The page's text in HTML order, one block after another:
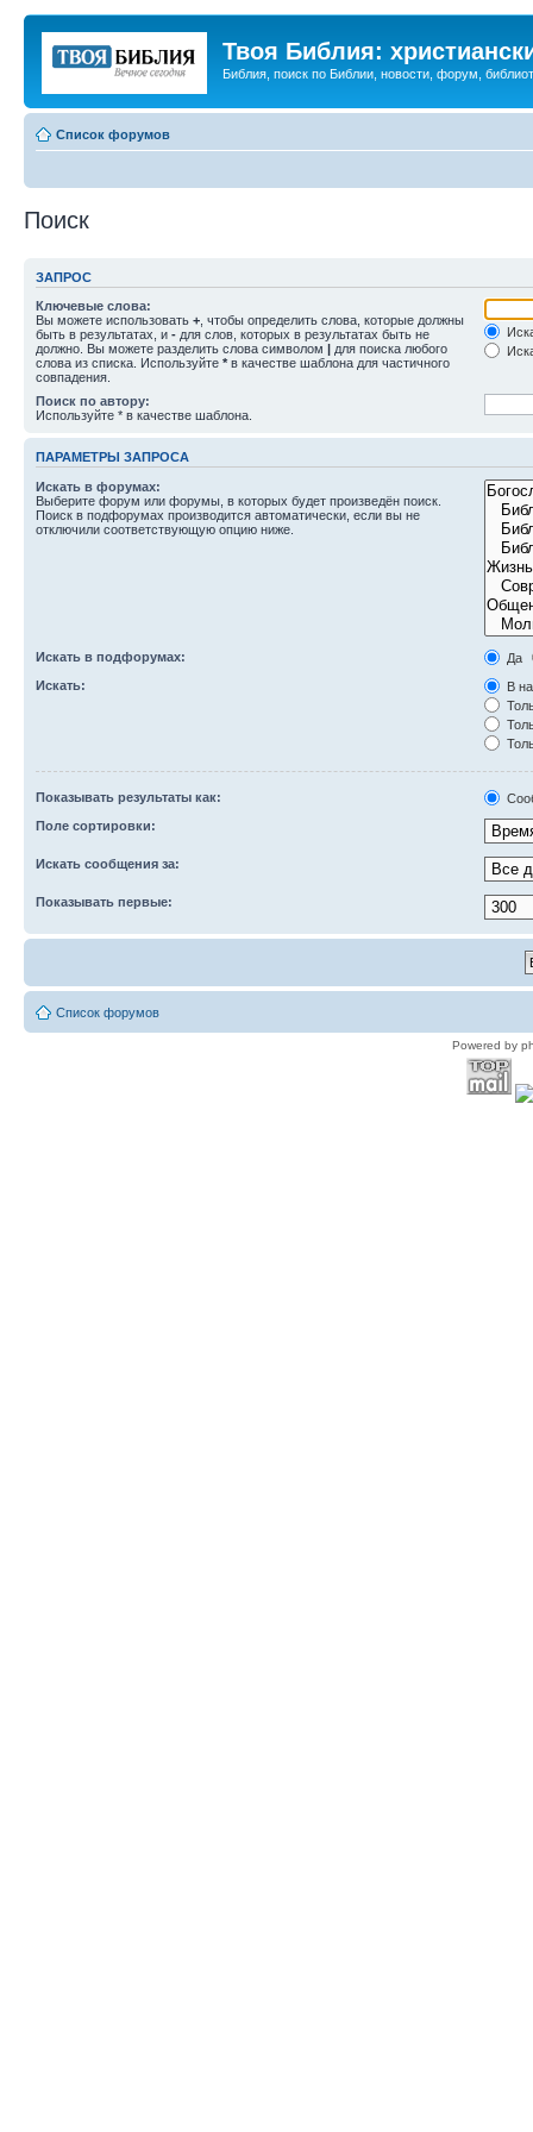
Твоя Библия:
Библия, поиск по Библии, новости, форум,
Список форумов
Поиск
ЗАПРОС
Ключевые слова:
Вы можете использовать + , чтобы определить слова, которые должны
быть в результатах, и - для слов, которых в результатах быть не
должно. Вы можете разделить слова символом | для поиска любого
слова из списка. Используйте * в качестве шаблона для частичного
совпадения.
Поиск по автору:
Используйте * в качестве шаблона.
ПАРАМЕТРЫ ЗАПРОСА
Искать в форумах:
Выберите форум или форумы, в которых будет произведён поиск.
Поиск в подфорумах производится автоматически, если вы не
отключили соответствующую опцию ниже.
Искать в подфорумах:
Да
Искать:
В
Показывать результаты как:
Поле сортировки:
Искать сообщения за:
Показывать первые:
Список форумов
Powered by